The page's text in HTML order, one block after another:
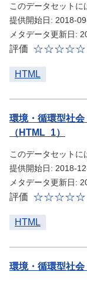
このデータセットに
提供開始日: 2018-
メタデータ更新日:
評価
HTML
環境・循環型社
（HTML_1）
このデータセットに
提供開始日: 2018-
メタデータ更新日:
評価
HTML
環境・循環型社会